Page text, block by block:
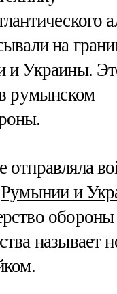
на
и Украины.
румынском
Румынии и
обороны
называет